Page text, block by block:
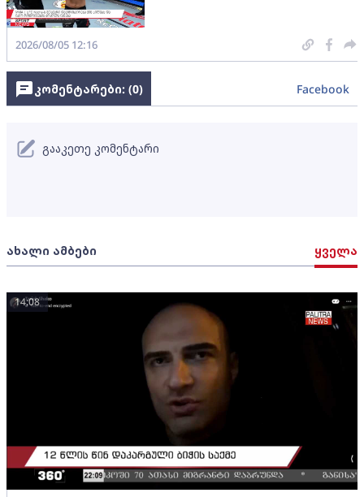
2026/08/05 12:16
ახალი ამბები ყველა
14:08
კომენტარები: (0) Facebook
გააკეთე კომენტარი